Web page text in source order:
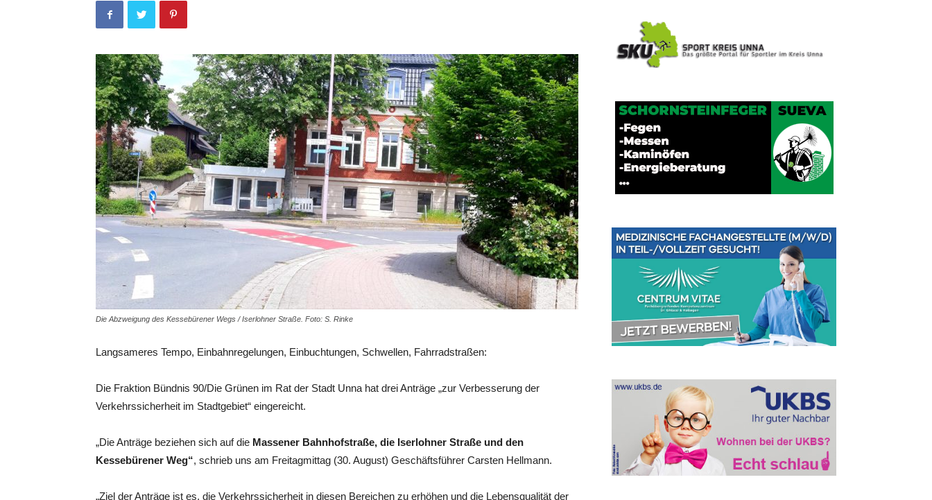
Die Abzweigung des Kessebürener Wegs / Iserlohner Straße. Foto: S. Rinke
Langsameres Tempo, Einbahnregelungen, Einbuchtungen, Schwellen, Fahrradstraßen:
Die Fraktion Bündnis 90/Die Grünen im Rat der Stadt Unna hat drei Anträge „zur Verbesserung der
Verkehrssicherheit im Stadtgebiet“ eingereicht.
„Die Anträge beziehen sich auf die Massener Bahnhofstraße, die Iserlohner Straße und den
Kessebürener Weg“, schrieb uns am Freitagmittag (30. August) Geschäftsführer Carsten Hellmann.
„Ziel der Anträge ist es, die Verkehrssicherheit in diesen Bereichen zu erhöhen und die Lebensqualität der